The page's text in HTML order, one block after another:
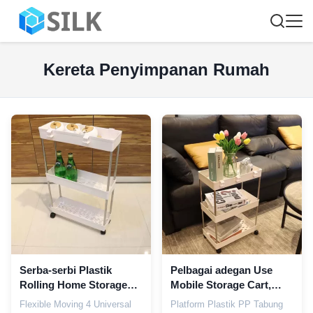
Kereta Penyimpanan Rumah
Serba-serbi Plastik
Rolling Home Storage
Carts Dengan 4 Roda
Flexible Moving 4 Universal
Pelbagai adegan Use
Mobile Storage Cart,
ODM Reusable Slim
Platform Plastik PP Tabung